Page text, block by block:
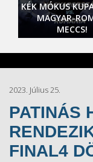
KÉK MÓKUS
MAGYAR-
MECCS!
2023. Július 25.
PATINÁS
FINAL4